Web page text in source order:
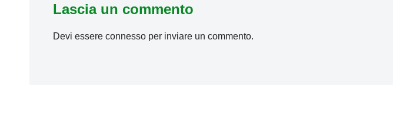
Lascia un commento
Devi essere connessoper inviare un commento.